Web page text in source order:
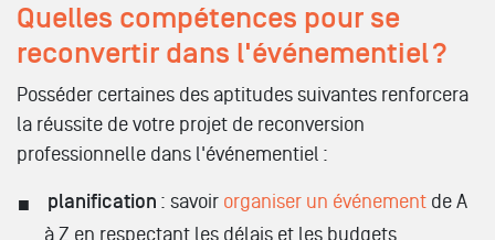
Quelles compétences pour se
reconvertir dans l'événementiel ?
Posséder certaines des aptitudes suivantes renforcera
la réussite de votre projet de reconversion
professionnelle dans l'événementiel :
planification : savoir organiser un événement de A
à Z en respectant les délais et les budgets